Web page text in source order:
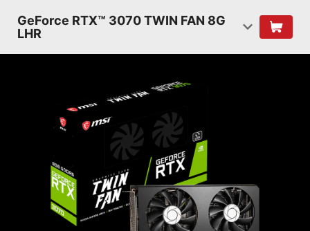
GeForce RTX™ 3070 TWIN FAN 8G
LHR